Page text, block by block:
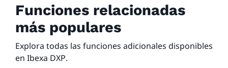
Funciones relacionadas
más populares
Explora todas las funciones adicionales disponibles
en Ibexa DXP.